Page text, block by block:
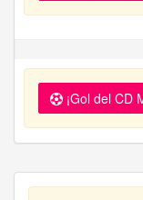
¡Gol del CD